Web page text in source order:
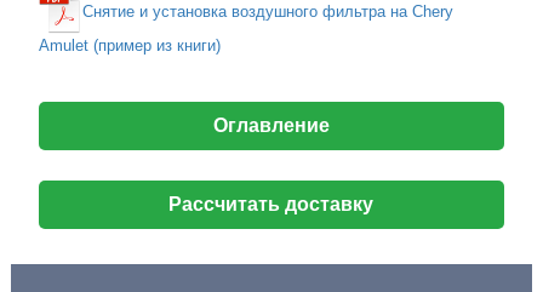
Снятие и установка воздушного фильтра на Chery
Amulet (пример из книги)
Оглавление
Рассчитать доставку